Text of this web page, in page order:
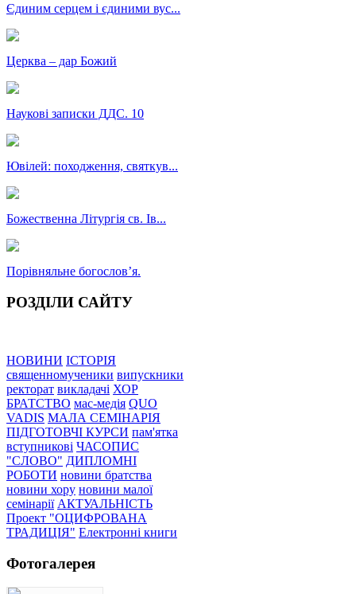
Єдиним серцем і єдиними вус...
Церква – дар Божий
Наукові записки ДДС. 10
Ювілей: походження, святкув...
Божественна Літургія св. Ів...
Порівняльне богословʼя.
РОЗДІЛИ САЙТУ
НОВИНИ ІСТОРІЯ
священномученики випускники
ректорат викладачі ХОР
БРАТСТВО мас-медія QUO
VADIS МАЛА СЕМІНАРІЯ
ПІДГОТОВЧІ КУРСИ пам'ятка
вступникові ЧАСОПИС
"СЛОВО" ДИПЛОМНІ
РОБОТИ новини братства
новини хору новини малої
семінарії АКТУАЛЬНІСТЬ
Проект "ОЦИФРОВАНА
ТРАДИЦІЯ" Електронні книги
Фотогалерея